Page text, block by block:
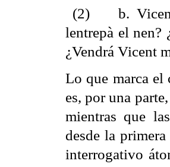
(2) b. Vicent
lentrepà el
¿Vendrá Vicent
Lo que marca el
es, por una
mientras que
desde la
interrogativo